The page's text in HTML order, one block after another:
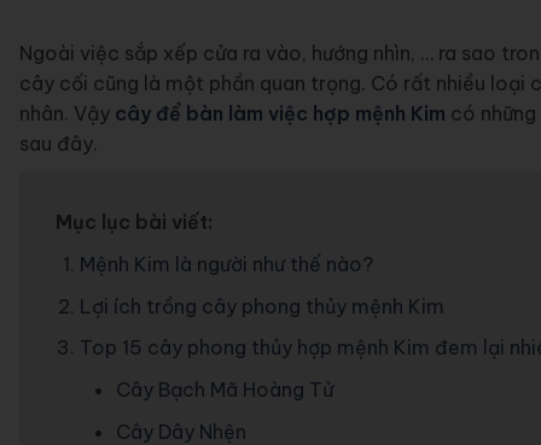
Ngoài việc sắp xếp cửa ra vào, hướng nhìn, … ra sao
cây cối cũng là một phần quan trọng. Có rất nhiều
nhân. Vậy cây để bàn làm việc hợp mệnh Kim có
sau đây.
Mục lục bài viết:
Mệnh Kim là người như thế nào?
Lợi ích trồng cây phong thủy mệnh Kim
Top 15 cây phong thủy hợp mệnh Kim đem lại
Cây Bạch Mã Hoàng Tử
Cây Dây Nhện